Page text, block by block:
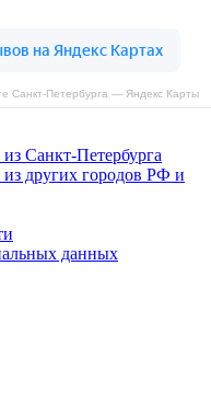
Санкт‑Петербурга — Яндекс Карты
Санкт-Петербурга
других городов РФ и
данных